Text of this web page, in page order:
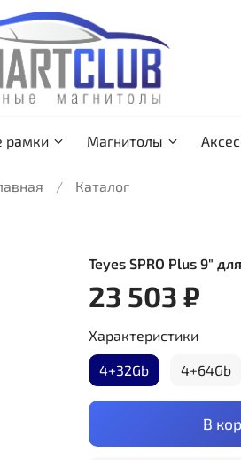
рамки Магнитолы
Каталог
Teyes SPRO Plus 9"
23 503 ₽
В
Характеристики
4+32Gb 4+64Gb